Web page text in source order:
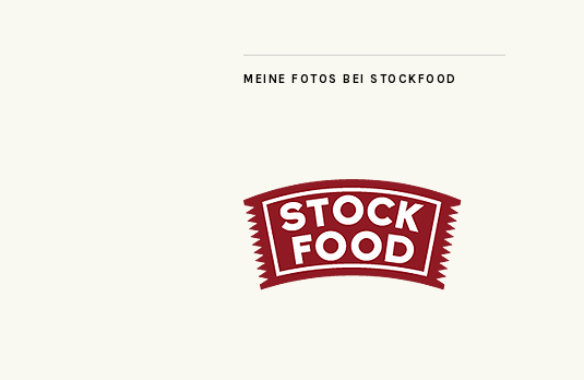
MEINE FOTOS BEI STOCKFOOD